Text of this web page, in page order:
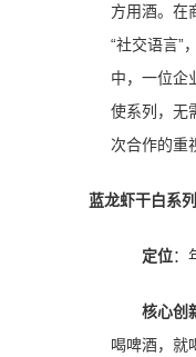
方用酒。在
“社交语言”
中，一位企
使系列，无
次合作的重
蓝龙虾干白系
定位：
核心创
喝啤酒，就